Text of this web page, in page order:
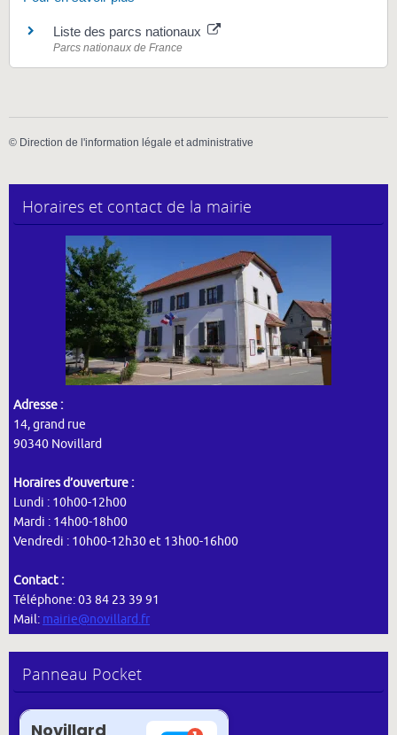
Liste des parcs nationaux
Parcs nationaux de France
© Direction de l'information légale et administrative
Horaires et contact de la mairie
Adresse :
14, grand rue
90340 Novillard
Horaires d’ouverture :
Lundi : 10h00-12h00
Mardi : 14h00-18h00
Vendredi : 10h00-12h30 et 13h00-16h00
Contact :
Téléphone: 03 84 23 39 91
Mail: mairie@novillard.fr
Panneau Pocket